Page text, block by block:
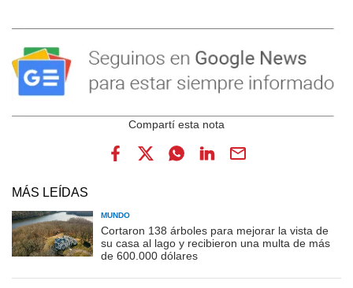
MÁS LEÍDAS
MUNDO
Cortaron 138 árboles para mejorar la vista de
su casa al lago y recibieron una multa de más
de 600.000 dólares